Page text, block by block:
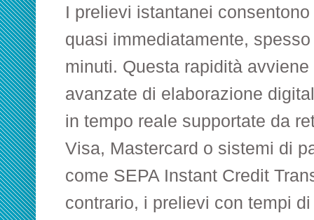
I prelievi istantanei
quasi immediatamente,
minuti. Questa rapidità
avanzate di elaborazione
in tempo reale supportate da
Visa, Mastercard o sistemi di
come SEPA Instant Credit
contrario, i prelievi con tempi